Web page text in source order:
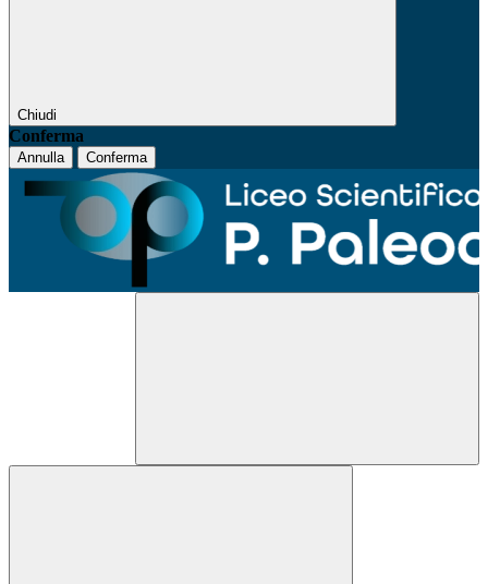
Chiudi
Conferma
Annulla Conferma